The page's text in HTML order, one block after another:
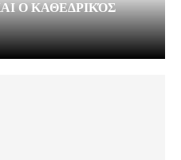
Ο ΚΑΘΕΔΡΙΚΌΣ